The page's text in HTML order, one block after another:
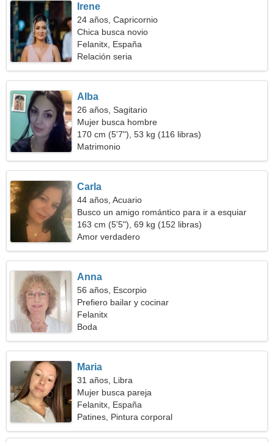
Irene
24 años, Capricornio
Chica busca novio
Felanitx, España
Relación seria
Alba
26 años, Sagitario
Mujer busca hombre
170 cm (5'7"), 53 kg (116 libras)
Matrimonio
Carla
44 años, Acuario
Busco un amigo romántico para ir a esquiar
juntos
163 cm (5'5"), 69 kg (152 libras)
Amor verdadero
Anna
56 años, Escorpio
Prefiero bailar y cocinar
Felanitx
Boda
Maria
31 años, Libra
Mujer busca pareja
Felanitx, España
Patines, Pintura corporal